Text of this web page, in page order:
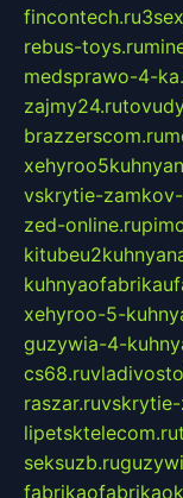
fincontech.ru
rebus-toys.ru
medsprawo-4-
zajmy24.ru
brazzerscom.ru
vskrytie-
zed-online.ru
xehyroo-5-
guzywia-4-
cs68.ru
raszar.ruvskrytie-
lipetsktelecom.ru
seksuzb.ru